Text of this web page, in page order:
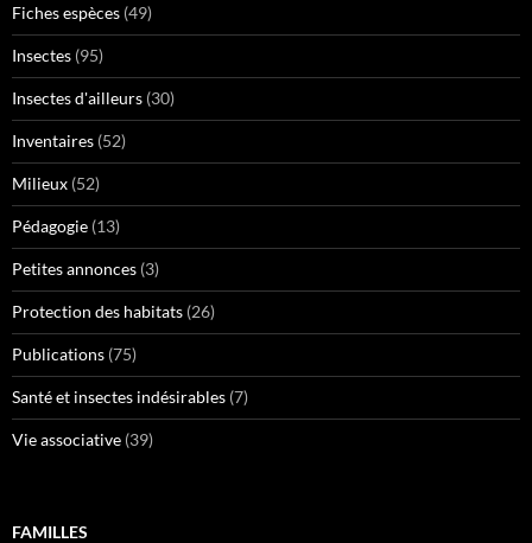
Fiches espèces (49)
Insectes (95)
Insectes d'ailleurs (30)
Inventaires (52)
Milieux (52)
Pédagogie (13)
Petites annonces (3)
Protection des habitats (26)
Publications (75)
Santé et insectes indésirables (7)
Vie associative (39)
FAMILLES